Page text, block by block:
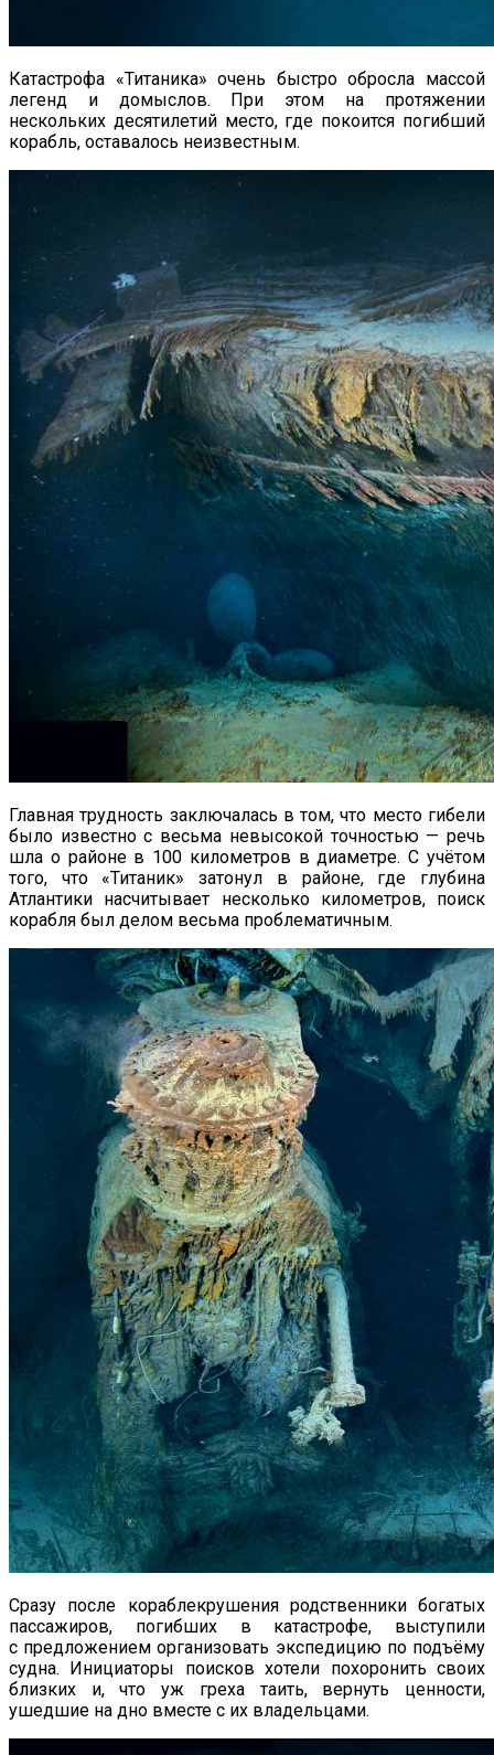
Катастрофа «Титаника» очень быстро обросла массой
легенд и домыслов. При этом на протяжении
нескольких десятилетий место, где покоится погибший
корабль, оставалось неизвестным.
Главная трудность заключалась в том, что место гибели
было известно с весьма невысокой точностью — речь
шла о районе в 100 километров в диаметре. С учётом
того, что «Титаник» затонул в районе, где глубина
Атлантики насчитывает несколько километров, поиск
корабля был делом весьма проблематичным.
Сразу после кораблекрушения родственники богатых
пассажиров, погибших в катастрофе, выступили
с предложением организовать экспедицию по подъёму
судна. Инициаторы поисков хотели похоронить своих
близких и, что уж греха таить, вернуть ценности,
ушедшие на дно вместе с их владельцами.